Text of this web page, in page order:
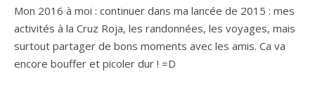
Mon 2016 à moi : continuer dans ma lancée de 2015 : mes
activités à la Cruz Roja, les randonnées, les voyages, mais
surtout partager de bons moments avec les amis. Ca va
encore bouffer et picoler dur ! =D